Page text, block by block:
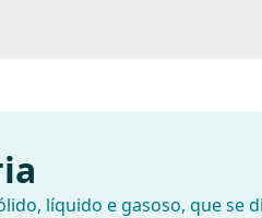
líquido e gasoso, que se